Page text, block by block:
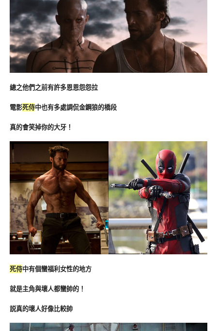
總之他們之前有許多恩恩怨怨拉
電影死侍中也有多處調侃金鋼狼的橋段
真的會笑掉你的大牙！
死侍中有個蠻福利女性的地方
就是主角與壞人都蠻帥的！
説真的壞人好像比較帥